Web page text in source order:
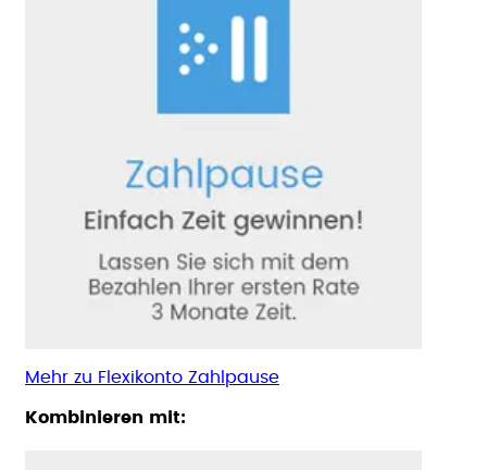
Mehr zu Flexikonto Zahlpause
Kombinieren mit: